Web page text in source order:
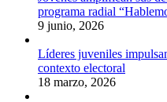
programa radial
9 junio, 2026
Líderes juveniles
contexto electoral
18 marzo, 2026